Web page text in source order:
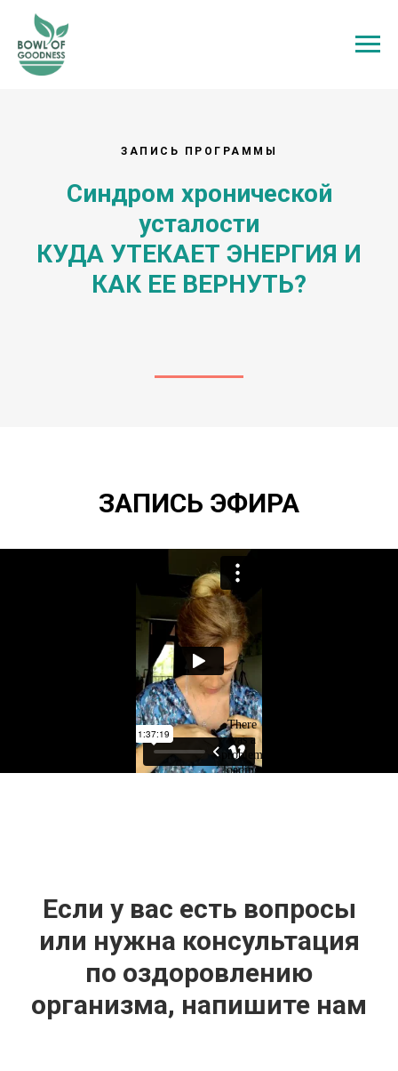
ЗАПИСЬ ПРОГРАММЫ
Синдром хронической
усталости
КУДА УТЕКАЕТ ЭНЕРГИЯ И
КАК ЕЕ ВЕРНУТЬ?
ЗАПИСЬ ЭФИРА
Если у вас есть вопросы
или нужна консультация
по оздоровлению
организма, напишите нам